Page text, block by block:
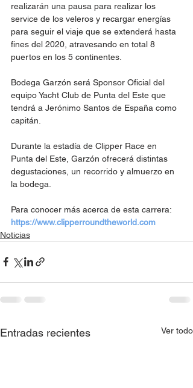
realizarán una pausa para realizar los
service de los veleros y recargar energías
para seguir el viaje que se extenderá hasta
fines del 2020, atravesando en total 8
puertos en los 5 continentes.
Bodega Garzón será Sponsor Oficial del
equipo Yacht Club de Punta del Este que
tendrá a Jerónimo Santos de España como
capitán.
Durante la estadía de Clipper Race en
Punta del Este, Garzón ofrecerá distintas
degustaciones, un recorrido y almuerzo en
la bodega.
Para conocer más acerca de esta carrera:
https://www.clipperroundtheworld.com
Noticias
Entradas recientes Ver todo